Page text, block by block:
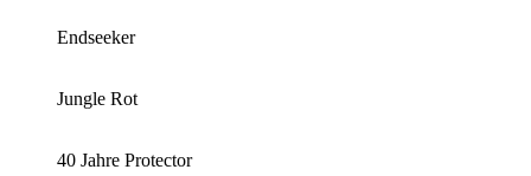
Endseeker
Jungle Rot
40 Jahre Protector